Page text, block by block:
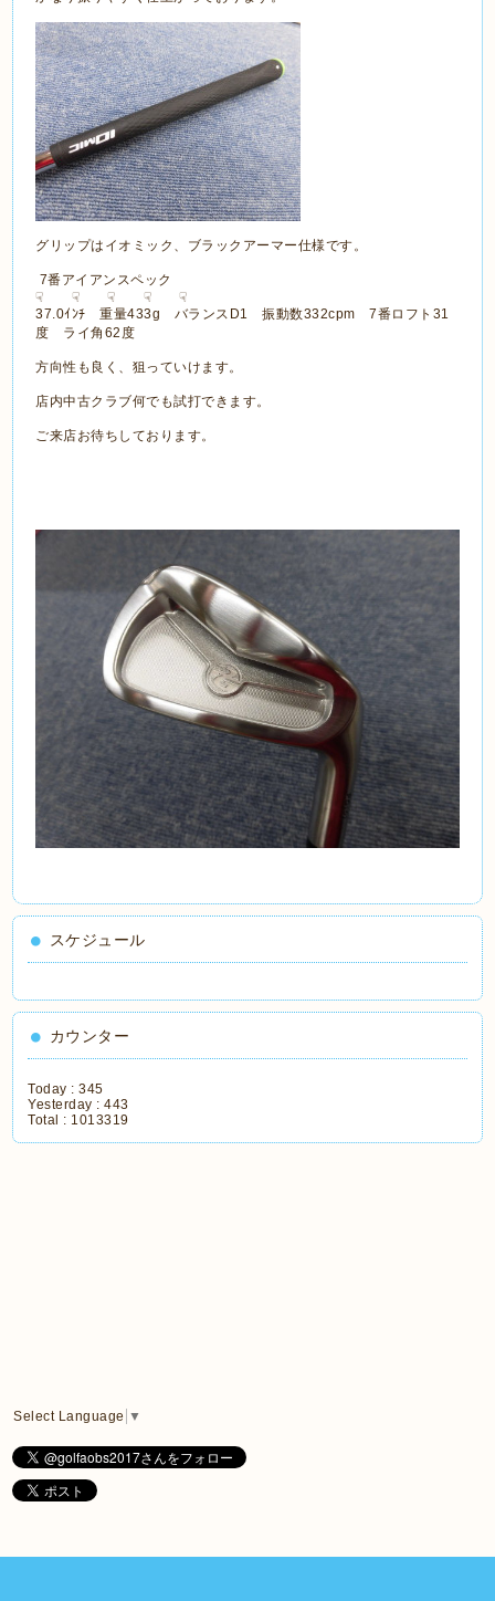
グリップはイオミック、ブラックアーマー仕様です。
7番アイアンスペック
☟ ☟ ☟ ☟ ☟
37.0ｲﾝﾁ 重量433g バランスD1 振動数332cpm 7番ロフト31
度 ライ角62度
方向性も良く、狙っていけます。
店内中古クラブ何でも試打できます。
ご来店お待ちしております。
スケジュール
カウンター
Today :345
Yesterday :443
Total : 1013319
Select Language ▼